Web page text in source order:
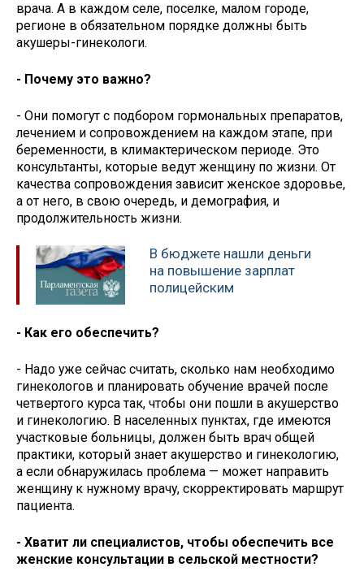
врача. А в каждом селе, поселке, малом городе,
регионе в обязательном порядке должны быть
акушеры-гинекологи.
- Почему это важно?
- Они помогут с подбором гормональных препаратов,
лечением и сопровождением на каждом этапе, при
беременности, в климактерическом периоде. Это
консультанты, которые ведут женщину по жизни. От
качества сопровождения зависит женское здоровье,
а от него, в свою очередь, и демография, и
продолжительность жизни.
В бюджете нашли деньги
на повышение зарплат
полицейским
- Как его обеспечить?
- Надо уже сейчас считать, сколько нам необходимо
гинекологов и планировать обучение врачей после
четвертого курса так, чтобы они пошли в акушерство
и гинекологию. В населенных пунктах, где имеются
участковые больницы, должен быть врач общей
практики, который знает акушерство и гинекологию,
а если обнаружилась проблема — может направить
женщину к нужному врачу, скорректировать маршрут
пациента.
- Хватит ли специалистов, чтобы обеспечить все
женские консультации в сельской местности?